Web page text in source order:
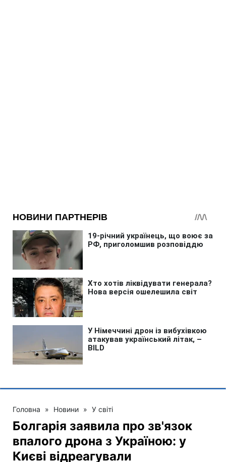
Головна » Новини » У світі
Болгарія заявила про зв'язок
впалого дрона з Україною: у
Києві відреагували